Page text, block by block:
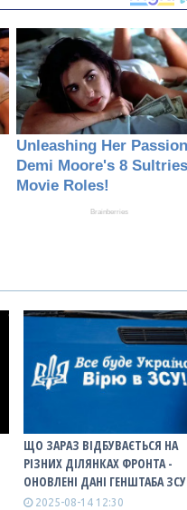
ЩО ЗАРАЗ ВІДБУВАЄТЬСЯ НА
РІЗНИХ ДІЛЯНКАХ ФРОНТА -
ОНОВЛЕНІ ДАНІ ГЕНШТАБА ЗСУ
2025-08-14 12:30